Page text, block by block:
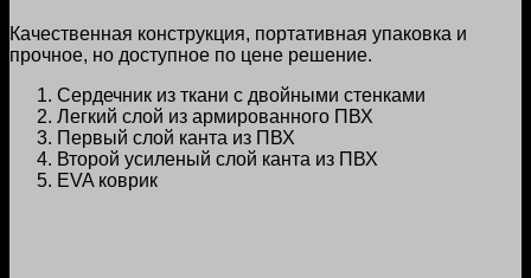
Качественная конструкция, портативная упаковка и
прочное, но доступное по цене решение.
Сердечник из ткани с двойными стенками
Легкий слой из армированного ПВХ
Первый слой канта из ПВХ
Второй усиленый слой канта из ПВХ
EVA коврик